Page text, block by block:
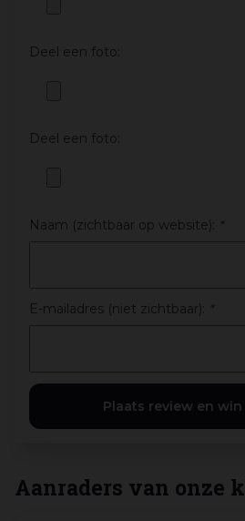
Deel een foto:
Deel een foto:
Naam (zichtbaar op website): *
E-mailadres (niet zichtbaar): *
Aanraders van onze